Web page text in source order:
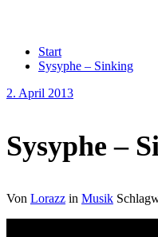
Start
Sysyphe – Sinking
2. April 2013
Sysyphe –
Von Lorazz in Musik